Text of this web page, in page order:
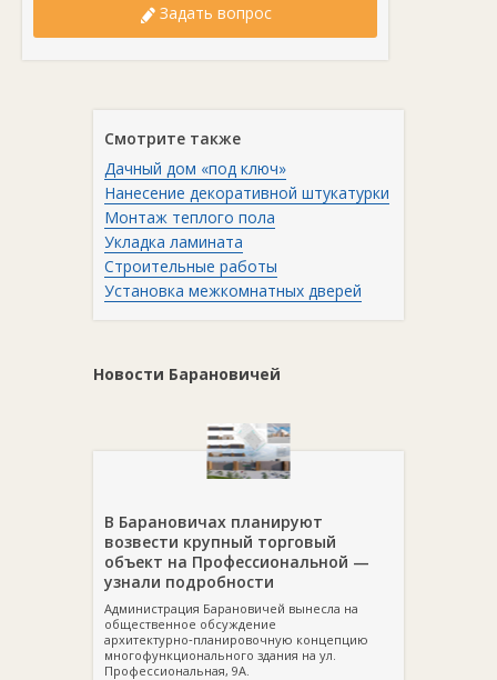
Задать вопрос
Смотрите также
Дачный дом «под ключ»
Нанесение декоративной штукатурки
Монтаж теплого пола
Укладка ламината
Строительные работы
Установка межкомнатных дверей
Новости Барановичей
В Барановичах планируют
возвести крупный торговый
объект на Профессиональной —
узнали подробности
Администрация Барановичей вынесла на
общественное обсуждение
архитектурно‑планировочную концепцию
многофункционального здания на ул.
Профессиональная, 9А.